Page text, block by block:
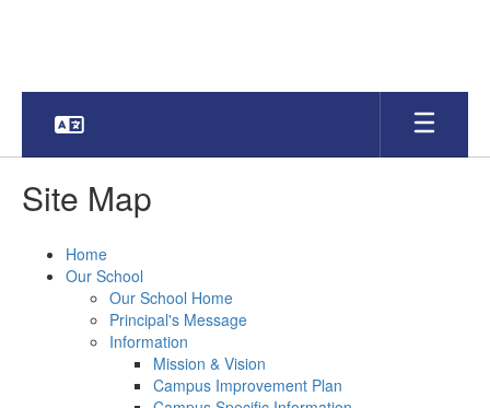
Site Map
Home
Our School
Our School Home
Principal's Message
Information
Mission & Vision
Campus Improvement Plan